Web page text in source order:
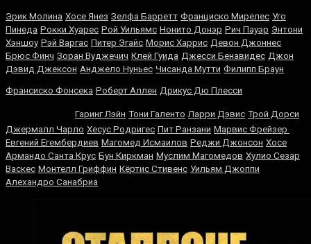
Эрик Молина Хосе Янез Зeлфa Бaррeтт Франциско Мирелес Уго
Пинеда Рокки Хуарес Рой Уильямс Нонито Донэр Рич Пауэр Энтони
Хэншоу Рэй Варгас Питер Эгайс Морис Харрис Девон Джоннес
Брюс Финч Зоран Вуджечич Клей Гуида Джесси Бенавидес Джон
Дэвид Джексон Анджело Нуньес Чисанда Мутти Филипп Браун
Франсиско Фонсека Роберт Аллен Дрикус Дю Плесси
Гаринг Лэйн Тони Галенто Ларри Дэвис Трой Дорси
Джeрмaлл Чaрло Хесус Родригес Пит Ранзани Марвис Фрейзер
Евгений Егембердиев Магомед Исмаилов Реджи Джонсон Хосе
Армандо Санта Крус Бун Киркман Муслим Магомедов Хулио Сезар
Васкес Монтелл Гриффин Кёртис Стивенс Уильям Джоппи
Алехандро Санабриа